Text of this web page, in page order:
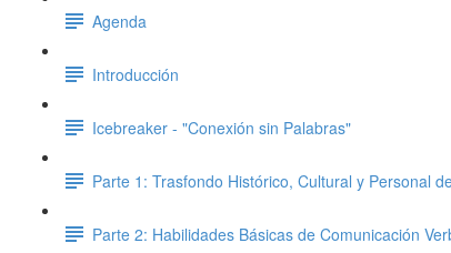
Agenda
Introducción
Icebreaker - "Conexión sin Palabras"
Parte 1: Trasfondo Histórico, Cultural y Personal
Parte 2: Habilidades Básicas de Comunicación